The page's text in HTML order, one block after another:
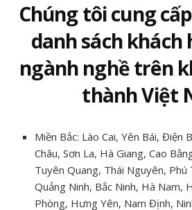
Chúng tôi cung
danh sách khách
ngành nghề trên
thành Việt
Miền Bắc: Lào Cai, Yên Bái, Điện
Châu, Sơn La, Hà Giang, Cao
Tuyên Quang, Thái Nguyên, Phú
Quảng Ninh, Bắc Ninh, Hà Nam,
Phòng, Hưng Yên, Nam Định,